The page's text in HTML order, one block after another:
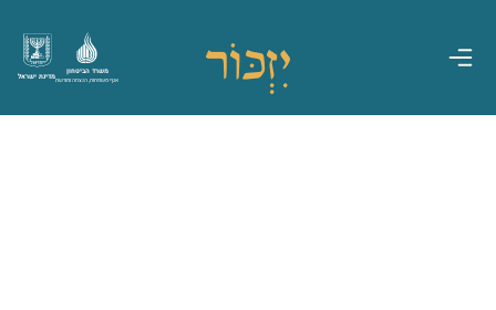
מדינת ישראל
משרד הביטחון
אגף משפחות, הנצחה ומורשת